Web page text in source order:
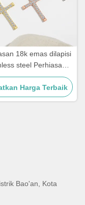
18k emas dilapisi
steel Perhiasan
Choker Cross Kalung
20 Inch
Harga Terbaik
Bao'an, Kota